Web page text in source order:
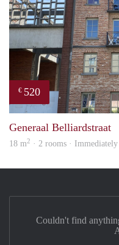
€ 520
Generaal Belliardstraat
18 m2 · 2 rooms ·
Couldn't find